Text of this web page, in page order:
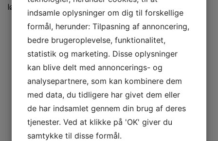
løsningsorienterede.
Boligrådgivning
Rådgivning omkring testamenter og ægtepagter m.m.
Straffesager
Incassosager
Erhvervsrådgivning til virksomheder
Ejendomsadministration
Tvangsauktioner
Byggesager
Dødsbobehandling (offentligt skiftede boer,
bobestyrerboer, privatskiftede boer m.m.)
indsamle oplysninger om dig til forskellige
formål, herunder: Tilpasning af annoncering,
bedre brugeroplevelse, funktionalitet,
statistik og marketing. Disse oplysninger
kan blive delt med annoncerings- og
analysepartnere, som kan kombinere dem
med data, du tidligere har givet dem eller
de har indsamlet gennem din brug af deres
tjenester. Ved at klikke på 'OK' giver du
samtykke til disse formål.